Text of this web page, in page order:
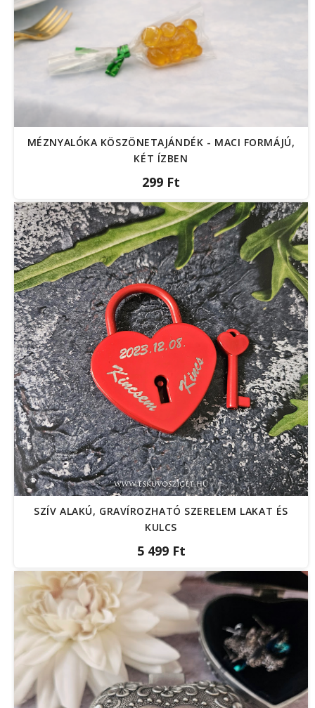
MÉZNYALÓKA KÖSZÖNETAJÁNDÉK - MACI FORMÁJÚ,
KÉT ÍZBEN
299 Ft
SZÍV ALAKÚ, GRAVÍROZHATÓ SZERELEM LAKAT ÉS
KULCS
5 499 Ft